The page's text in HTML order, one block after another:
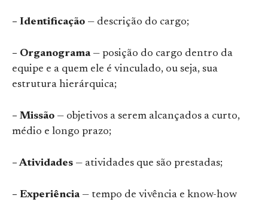
– Identificação — descrição do cargo;
– Organograma— posição do cargo dentro da
equipe e a quem ele é vinculado, ou seja, sua
estrutura hierárquica;
– Missão — objetivos a serem alcançados a curto,
médio e longo prazo;
– Atividades — atividades que são prestadas;
– Experiência— tempo de vivência e know-how